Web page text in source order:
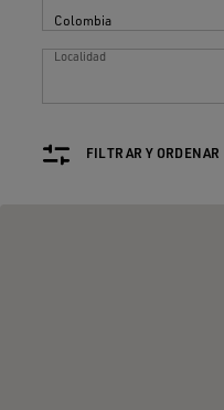
Colombia
Localidad
FILTRAR Y ORDENAR